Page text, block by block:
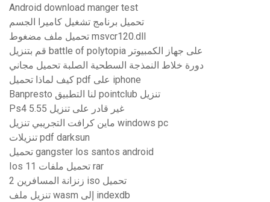
Android download manger test
تحميل برنامج تشغيل كاميرا الجسم
تحميل ملف مضغوط msvcr120.dll
قم بتنزيل battle of polytopia على جهاز الكمبيوتر
دورة خلاط النمذجة السطحية الصلبة تحميل مجاني
كيف لماذا تحميل pdf على iphone
Banpresto لنا التطبيق pointclub تنزيل
Ps4 غير قادر على تنزيل 5.55
ماين كرافت التجريبي تنزيل windows pc
تنزيلات pdf darksun
تحميل gangster los santos android
Ios 11 تحميل ملفات rar
زنزانة المسافرين 2 iso تحميل
تنزيل ملف wasm إلى indexdb